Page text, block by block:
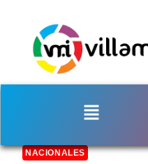
NACIONALES